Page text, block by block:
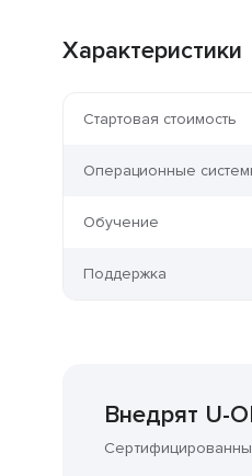
Характеристики
Стартовая стоимость
Операционные
Обучение
Поддержка
Внедрят U-